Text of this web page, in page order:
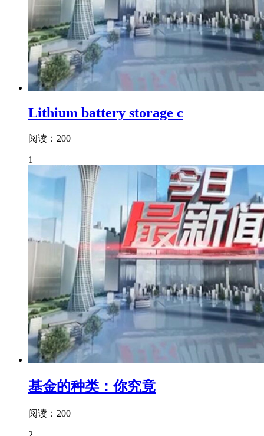
Lithium battery storage c
阅读：200
1
基金的种类：你究竟
阅读：200